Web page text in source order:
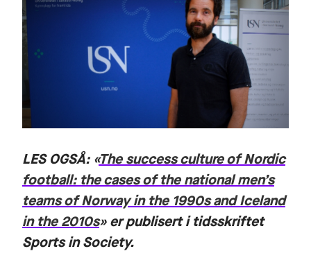
LES OGSÅ: «The success culture of Nordic
football: the cases of the national men’s
teams of Norway in the 1990s and Iceland
in the 2010s» er publisert i tidsskriftet
Sports in Society.